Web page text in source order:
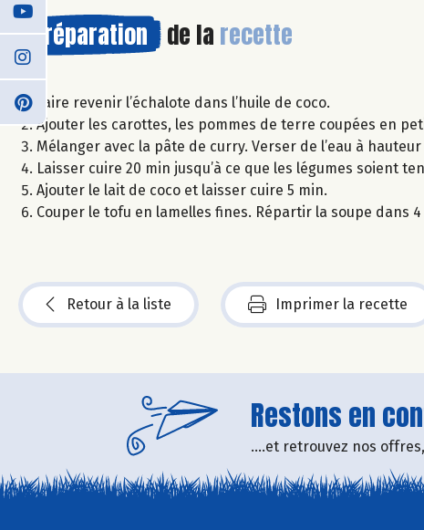
Préparation de la recette
Faire revenir l’échalote dans l’huile de coco.
Ajouter les carottes, les pommes de terre coupées en
Mélanger avec la pâte de curry. Verser de l’eau à
Laisser cuire 20 min jusqu’à ce que les légumes soient
Ajouter le lait de coco et laisser cuire 5 min.
Couper le tofu en lamelles fines. Répartir la soupe dans
Retour à la liste Imprimer la recette
Restons en
....et retrouvez nos